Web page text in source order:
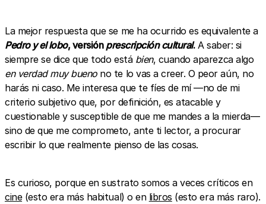
La mejor respuesta que se me ha ocurrido es equivalente a
Pedro y el lobo, versión prescripción cultural.A saber: si
siempre se dice que todo está bien, cuando aparezca algo
en verdad muy buenono te lo vas a creer. O peor aún, no
harás ni caso. Me interesa que te fíes de mí —no de mi
criterio subjetivo que, por definición, es atacable y
cuestionable y susceptible de que me mandes a la mierda—
sino de que me comprometo, ante ti lector, a procurar
escribir lo que realmente pienso de las cosas.
Es curioso, porque en sustrato somos a veces críticos en
cine(esto era más habitual) o en libros (esto era más raro).